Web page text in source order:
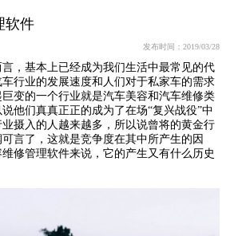
软件
发布时间：2019/03/28
基本上已经成为我们生活中最常见的代
行业的发展速度和人们对于私家车的需求
变的一个行业就是汽车美容和汽车维修类
他们真真正正的成为了在场“复兴战役”中
摄入的人越来越多，所以说曾将的黄金行
言了，这就是竞争度在其中所产生的因
修管理软件来说，它的产生又有什么历史